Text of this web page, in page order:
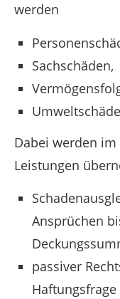
werden
Sachschäden,
Dabei werden
Leistungen
Ansprüchen
passiver